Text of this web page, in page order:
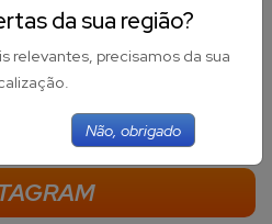
da sua região?
relevantes, precisamos da sua
Não, obrigado